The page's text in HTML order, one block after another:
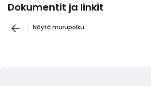
Dokumentit ja linkit
Näytä murupolku